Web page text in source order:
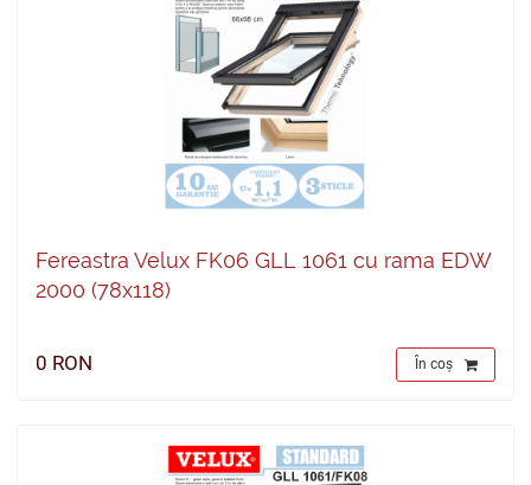
Fereastra Velux FK06 GLL 1061 cu rama EDW
2000 (78x118)
0 RON În coș